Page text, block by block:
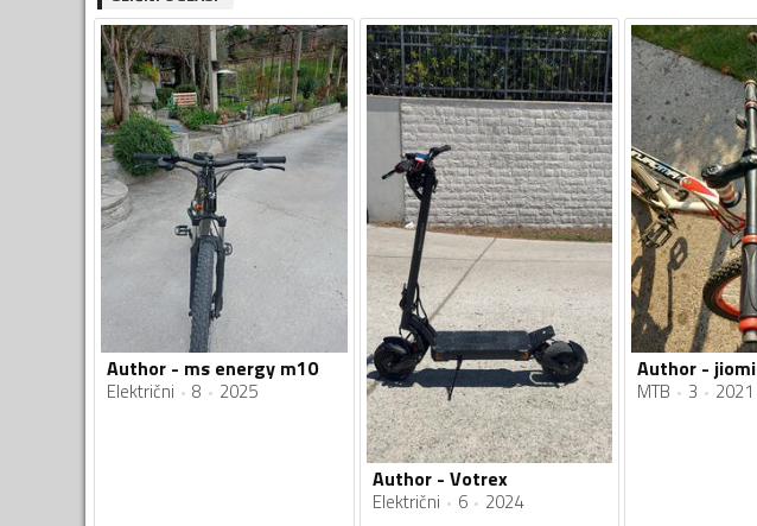
Author - ms energy m10
Električni 8 2025
Author - Votrex
Električni 6 2024
Author - jiomi
MTB 3 2021